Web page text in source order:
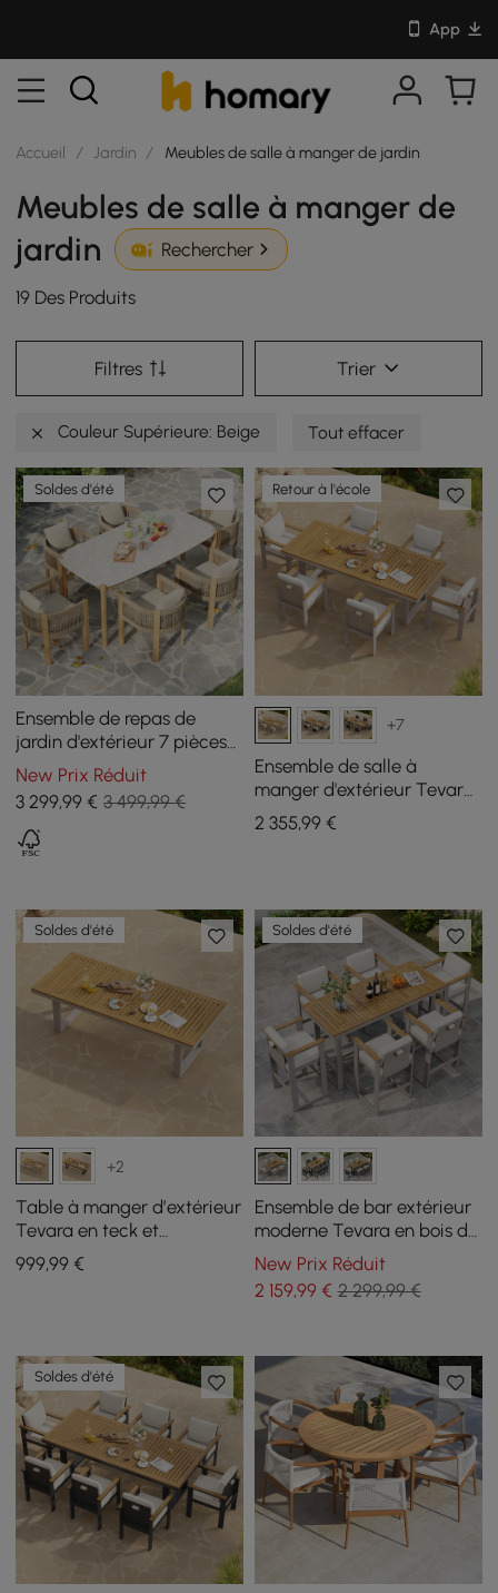
App
Accueil / Jardin / Meubles de salle à manger de jardin
Meubles de salle à manger de
jardin
Rechercher
19 Des Produits
Filtres Trier
Couleur Supérieure: Beige Tout effacer
Soldes d'été
Ensemble de repas de
jardin d'extérieur 7 pièces
Boheva avec 6 chaises en
béton et corde tressée de
teck
New Prix Réduit
3 299,99 € 3 499,99 €
Retour à l'école
+7
Ensemble de salle à
manger d'extérieur Tevara
7 pièces rectangulaire en
teck et aluminium pour 6
2 355,99€
Soldes d'été
+2
Table à manger d’extérieur
Tevara en teck et
aluminium sable, 6 à 8
personnes
999,99 €
Soldes d'été
Ensemble de bar extérieur
moderne Tevara en bois de
teck, cadre couleur sable
et coussin blanc chaud
New Prix Réduit
2 159,99€ 2 299,99 €
Soldes d'été